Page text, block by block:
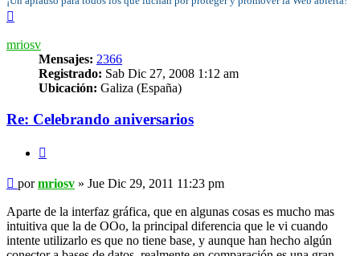
mriosv
Mensajes: 2366
Registrado: Sab Dic 27, 2008 1:12 am
Ubicación: Galiza (España)
Re: Celebrando aniversarios
Mensaje
pormriosv » Jue Dic 29, 2011 11:23 pm
Aparte de la interfaz gráfica, que en algunas cosas es mucho mas
intuitiva que la de OOo, la principal diferencia que le vi cuando
intente utilizarlo es que no tiene base, y aunque han hecho algún